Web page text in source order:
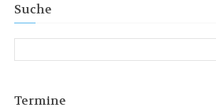
Suche
Termine